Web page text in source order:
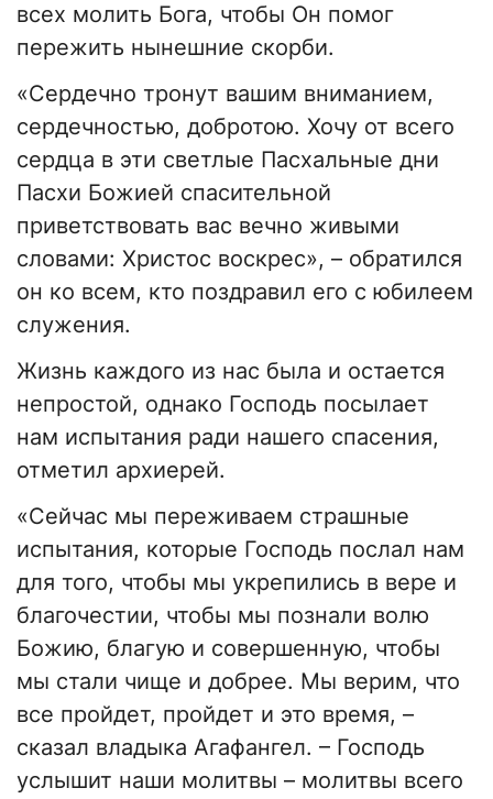
всех молить Бога, чтобы Он помог
пережить нынешние скорби.
«Сердечно тронут вашим вниманием,
сердечностью, добротою. Хочу от всего
сердца в эти светлые Пасхальные дни
Пасхи Божией спасительной
приветствовать вас вечно живыми
словами: Христос воскрес», – обратился
он ко всем, кто поздравил его с юбилеем
служения.
Жизнь каждого из нас была и остается
непростой, однако Господь посылает
нам испытания ради нашего спасения,
отметил архиерей.
«Сейчас мы переживаем страшные
испытания, которые Господь послал нам
для того, чтобы мы укрепились в вере и
благочестии, чтобы мы познали волю
Божию, благую и совершенную, чтобы
мы стали чище и добрее. Мы верим, что
все пройдет, пройдет и это время, –
сказал владыка Агафангел. – Господь
услышит наши молитвы – молитвы всего